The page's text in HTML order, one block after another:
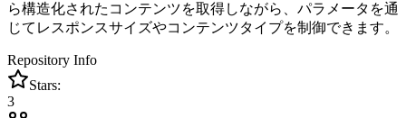
ら構造化されたコンテンツを取得しながら、パラメータを通
じてレスポンスサイズやコンテンツタイプを制御できます。
Repository Info
Stars:
3